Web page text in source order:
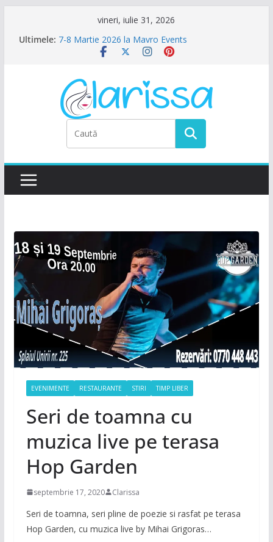
vineri, iulie 31, 2026
Ultimele: 7-8 Martie 2026 la Mavro Events
Ziua Femeii la Amalfi Alegria
Ziua Femeii se sarbatoreste La Teatru. La
Calinescu!
Petrecere de Ziua Femeii la La Nasu
EVENIMENTE RESTAURANTE STIRI TIMP LIBER
Seri de toamna cu
muzica live pe terasa
Hop Garden
septembrie 17, 2020 Clarissa
Seri de toamna, seri pline de poezie si rasfat pe terasa
Hop Garden, cu muzica live by Mihai Grigoras…